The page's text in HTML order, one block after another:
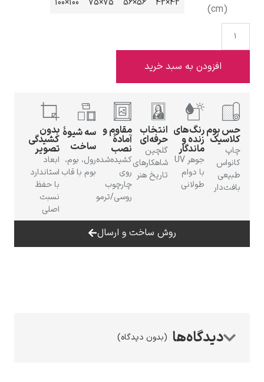
ادوارد هاپر
ادگار دگا
لودویگ دویچ
56×56
75×75
100×100
افزودن به سبد خرید
حس بوم
کلاسیک
کانواس
طبیعی
بافت‌دار
رنگ‌های
زنده و
ماندگار
جوهر UV
با دوام
طولانی
انتخاب
حرفه‌ای
گلچین
شاهکارهای
تاریخ هنر
مقاوم و
آمادهٔ
نصب
کشیده‌شده
روی
چارچوب
روسی/ترمو
سه شیوهٔ
ساخت
رول، بوم،
بوم با قاب
بدون
کشیدگی
تصویر
ابعاد
استاندارد
با حفظ
نسبت
اصلی
روش ساخت و ارسال
(بدون دیدگاه)